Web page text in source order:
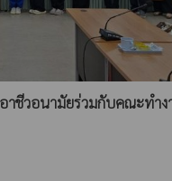
ชีวอนามัยร่วมกับคณะทำง